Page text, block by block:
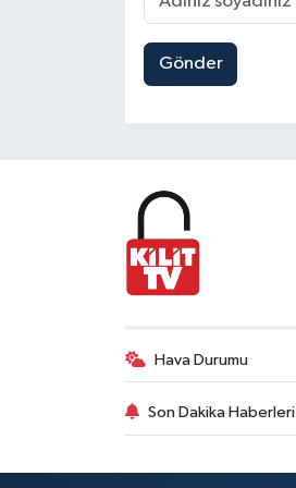
Gönder
Hava Durumu
Son Dakika Haberleri